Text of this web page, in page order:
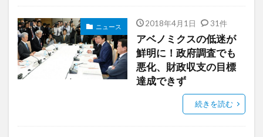
ニュース 2018年4月1日 31件
アベノミクスの低迷が
鮮明に！政府調査でも
悪化、財政収支の目標
達成できず
続きを読む